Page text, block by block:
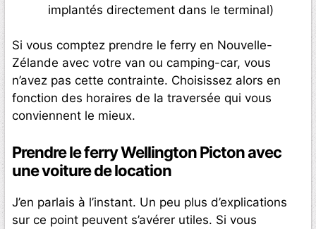
implantés directement dans le terminal)
Si vous comptez prendre le ferry en Nouvelle-
Zélande avec votre van ou camping-car, vous
n’avez pas cette contrainte. Choisissez alors en
fonction des horaires de la traversée qui vous
conviennent le mieux.
Prendre le ferry Wellington Picton avec
une voiture de location
J’en parlais à l’instant. Un peu plus d’explications
sur ce point peuvent s’avérer utiles. Si vous